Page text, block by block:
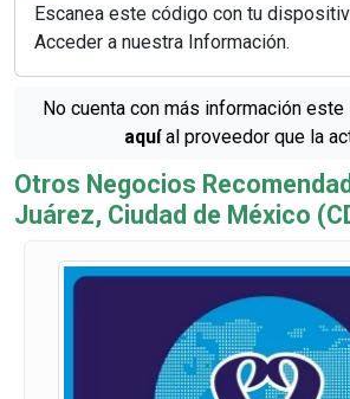
Escanea este código con tu
Acceder a nuestra Información.
No cuenta con más información
aquíal proveedor que la
Otros Negocios
Juárez, Ciudad de México